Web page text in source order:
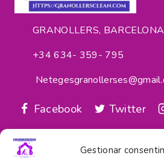
Gestionar
GRANOLLERS,
+34 634- 359- 795
Facebook Twitter
google_reviews